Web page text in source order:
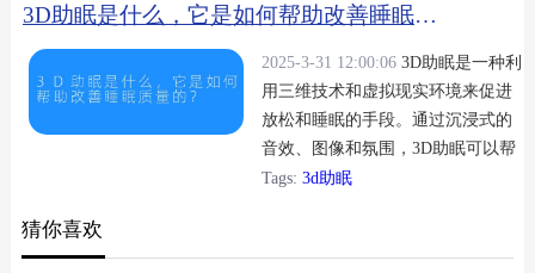
3D助眠是什么，它是如何帮助改善睡眠质量的？
2025-3-31 12:00:06 3D助眠是一种利
用三维技术和虚拟现实环境来促进
放松和睡眠的手段。通过沉浸式的
音效、图像和氛围，3D助眠可以帮
助人们缓解压力、减少焦虑，从而
冥想，帮助身心放松，进入更深层
Tags: 3d助眠
猜你喜欢